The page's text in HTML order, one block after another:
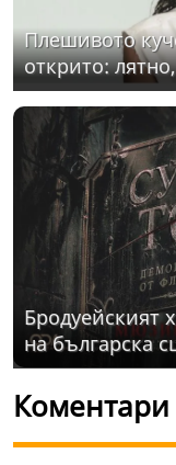
Плешивото
открито:
Бродуейският
на българска
Коментари